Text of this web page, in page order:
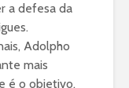
a defesa da
Adolpho
mais
é o objetivo,